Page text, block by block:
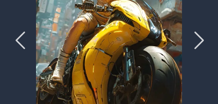
 